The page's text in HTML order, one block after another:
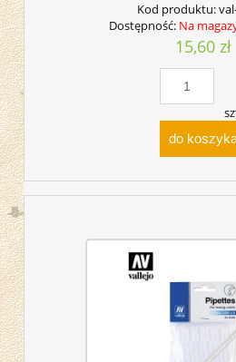
Kod produktu:
Dostępność: Na
15,60 zł
do